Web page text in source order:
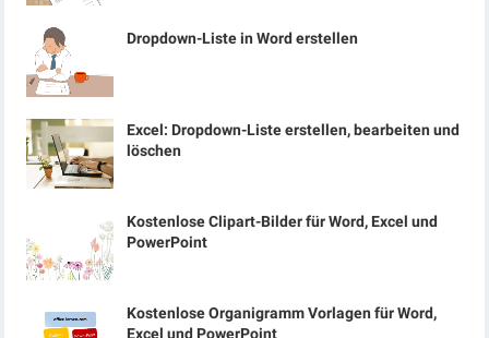
Dropdown-Liste in Word erstellen
Excel: Dropdown-Liste erstellen, bearbeiten und
löschen
Kostenlose Clipart-Bilder für Word, Excel und
PowerPoint
Kostenlose Organigramm Vorlagen für Word,
Excel und PowerPoint